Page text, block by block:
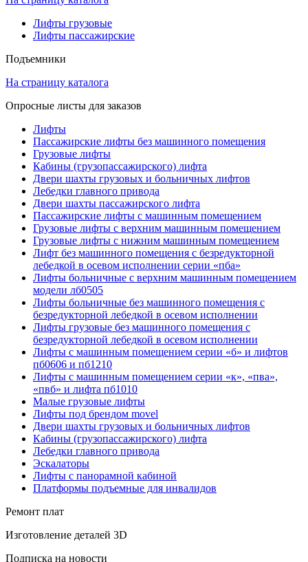
Лифты грузовые
Лифты пассажирские
Подъемники
На страницу каталога
Опросные листы для заказов
Лифты
Пассажирские лифты без машинного помещения
Грузовые лифты
Кабины (грузопассажирского) лифта
Двери шахты грузовых и больничных лифтов
Лебедки главного привода
Двери шахты пассажирского лифта
Пассажирские лифты с машинным помещением
Грузовые лифты с верхним машинным помещением
Грузовые лифты с нижним машинным помещением
Лифт без машинного помещения с безредукторной
лебедкой в осевом исполнении серии «пба»
Лифты больничные с верхним машинным помещением
модели лб0505
Лифты больничные без машинного помещения с
безредукторной лебедкой в осевом исполнении
Лифты грузовые без машинного помещения с
безредукторной лебедкой в осевом исполнении
Лифты с машинным помещением серии «б» и лифтов
пб0606 и пб1210
Лифты с машинным помещением серии «к», «пва»,
«пвб» и лифта пб1010
Малые грузовые лифты
Лифты под брендом movel
Двери шахты грузовых и больничных лифтов
Кабины (грузопассажирского) лифта
Лебедки главного привода
Эскалаторы
Лифты с панорамной кабиной
Платформы подъемные для инвалидов
Ремонт плат
Изготовление деталей 3D
Подписка на новости